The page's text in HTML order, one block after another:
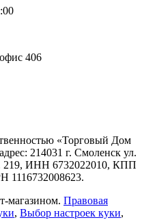
406
«Торговый Дом
214031 г. Смоленск ул.
219, ИНН 6732022010, КПП
1116732008623.
магазином. Правовая
, Выбор настроек куки,